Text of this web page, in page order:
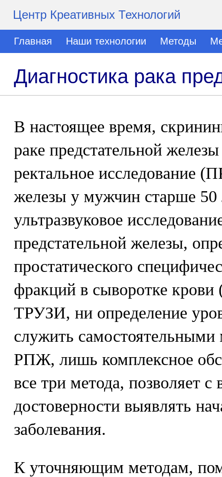
Центр Креативных Технологий
Главная Наши технологии Методы
Диагностика рака
В настоящее время,
раке предстательной
ректальное исследование
железы у мужчин старше 50
ультразвуковое
предстательной железы,
простатического
фракций в сыворотке
ТРУЗИ, ни определение
служить самостоятельными
РПЖ, лишь комплексное
все три метода, позволяет
достоверности выявлять
заболевания.
К уточняющим методам,